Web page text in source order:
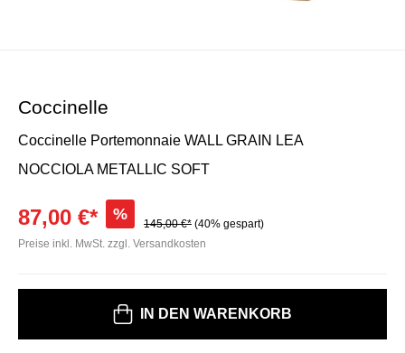
Coccinelle
Coccinelle Portemonnaie WALL GRAIN LEA
NOCCIOLA METALLIC SOFT
87,00 €* %
145,00 €* (40% gespart)
Preise inkl. MwSt. zzgl. Versandkosten
IN DEN WARENKORB